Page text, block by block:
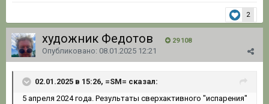
2
художник Федотов 29 108
Опубликовано: 08.01.2025 12:21
02.01.2025 в 15:26, =SM= сказал:
5 апреля 2024 года. Результаты сверхактивного "испарения"